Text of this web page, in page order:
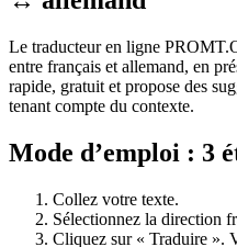
Le traducteur en ligne
entre français et allemand, en
rapide, gratuit et propose des
tenant compte du contexte.
Mode d’emploi : 3
Collez votre texte.
Sélectionnez la direction
Cliquez sur « Traduire ».